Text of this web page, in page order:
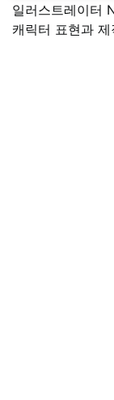
일러스트레이터
캐릭터 표현과 제